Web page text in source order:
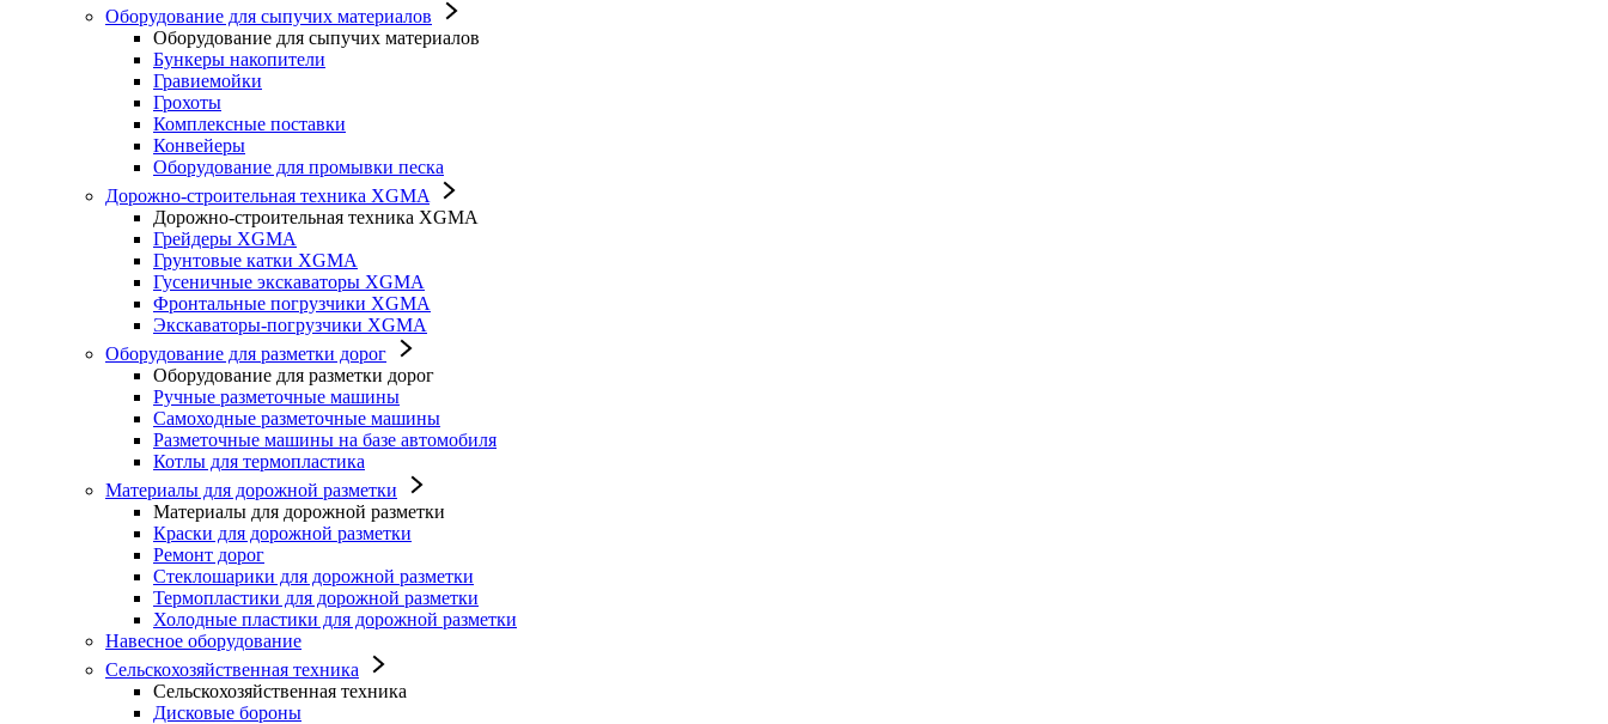
Оборудование для сыпучих материалов
Оборудование для сыпучих материалов
Бункеры накопители
Гравиемойки
Грохоты
Комплексные поставки
Конвейеры
Оборудование для промывки песка
Дорожно-строительная техника XGMA
Дорожно-строительная техника XGMA
Грейдеры XGMA
Грунтовые катки XGMA
Гусеничные экскаваторы XGMA
Фронтальные погрузчики XGMA
Экскаваторы-погрузчики XGMA
Оборудование для разметки дорог
Оборудование для разметки дорог
Ручные разметочные машины
Самоходные разметочные машины
Разметочные машины на базе автомобиля
Котлы для термопластика
Материалы для дорожной разметки
Материалы для дорожной разметки
Краски для дорожной разметки
Ремонт дорог
Стеклошарики для дорожной разметки
Термопластики для дорожной разметки
Холодные пластики для дорожной разметки
Навесное оборудование
Сельскохозяйственная техника
Сельскохозяйственная техника
Дисковые бороны